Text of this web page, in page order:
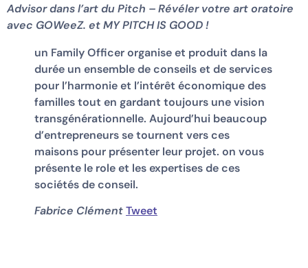
Advisor dans l’art du Pitch – Révéler votre art oratoire
avec GOWeeZ. et MY PITCH IS GOOD !
un Family Officer organise et produit dans la
durée un ensemble de conseils et de services
pour l’harmonie et l’intérêt économique des
familles tout en gardant toujours une vision
transgénérationnelle. Aujourd’hui beaucoup
d’entrepreneurs se tournent vers ces
maisons pour présenter leur projet. on vous
présente le role et les expertises de ces
sociétés de conseil.
Fabrice ClémentTweet